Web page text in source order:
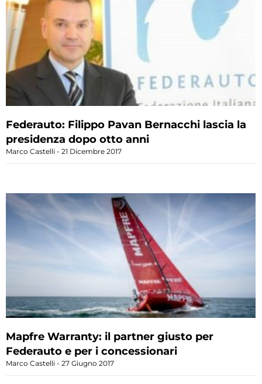
Federauto: Filippo Pavan Bernacchi lascia la
presidenza dopo otto anni
Marco Castelli 21 Dicembre 2017
Mapfre Warranty: il partner giusto per
Federauto e per i concessionari
Marco Castelli 27 Giugno 2017